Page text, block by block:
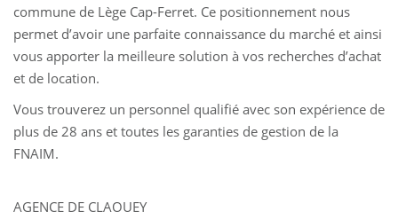
commune de Lège Cap-Ferret. Ce positionnement nous
permet d’avoir une parfaite connaissance du marché et ainsi
vous apporter la meilleure solution à vos recherches d’achat
et de location.
Vous trouverez un personnel qualifié avec son expérience de
plus de 28 ans et toutes les garanties de gestion de la
FNAIM.
AGENCE DE CLAOUEY